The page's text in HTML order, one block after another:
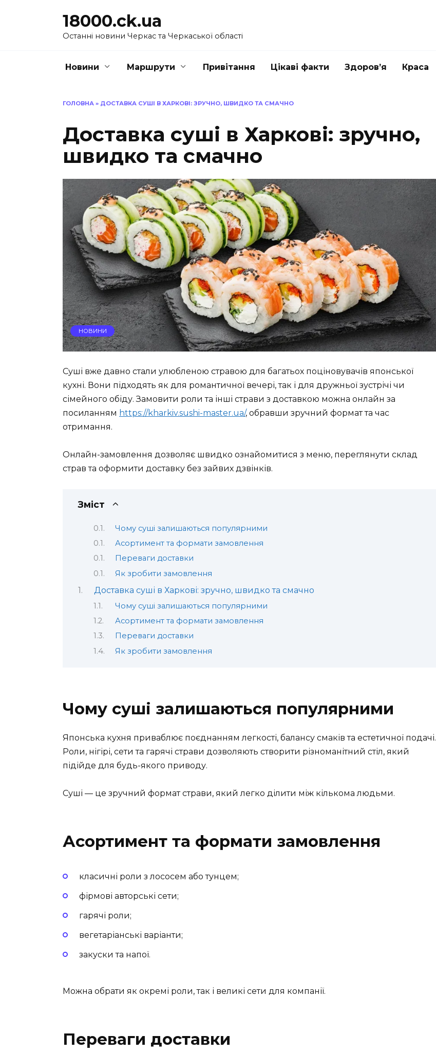
18000.ck.ua
Останні новини Черкас та Черкаської області
Новини Маршрути Привітання Цікаві факти Здоров’я Краса
ГОЛОВНА » ДОСТАВКА СУШІ В ХАРКОВІ: ЗРУЧНО, ШВИДКО ТА СМАЧНО
Доставка суші в Харкові: зручно,
швидко та смачно
НОВИНИ
Суші вже давно стали улюбленою стравою для багатьох поціновувачів японської
кухні. Вони підходять як для романтичної вечері, так і для дружньої зустрічі чи
сімейного обіду. Замовити роли та інші страви з доставкою можна онлайн за
посиланням https://kharkiv.sushi-master.ua/, обравши зручний формат та час
отримання.
Онлайн-замовлення дозволяє швидко ознайомитися з меню, переглянути склад
страв та оформити доставку без зайвих дзвінків.
Зміст
Чому суші залишаються популярними
Асортимент та формати замовлення
Переваги доставки
Як зробити замовлення
Доставка суші в Харкові: зручно, швидко та смачно
Чому суші залишаються популярними
Асортимент та формати замовлення
Переваги доставки
Як зробити замовлення
Чому суші залишаються популярними
Японська кухня приваблює поєднанням легкості, балансу смаків та естетичної подачі.
Роли, нігірі, сети та гарячі страви дозволяють створити різноманітний стіл, який
підійде для будь-якого приводу.
Суші — це зручний формат страви, який легко ділити між кількома людьми.
Асортимент та формати замовлення
класичні роли з лососем або тунцем;
фірмові авторські сети;
гарячі роли;
вегетаріанські варіанти;
закуски та напої.
Можна обрати як окремі роли, так і великі сети для компанії.
Переваги доставки